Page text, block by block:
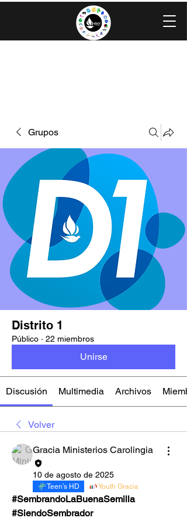
Grupos
Distrito 1
Público · 22 miembros
Unirse
Discusión Multimedia Archivos
Volver
Gracia Ministerios Carolingia
10 de agosto de 2025
Teen’s HD Youth Gracia
#SembrandoLaBuenaSemilla
#SiendoSembrador